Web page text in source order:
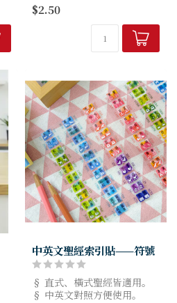
聖經地圖涵蓋新舊約中以色列
地重要的地方，正面是舊約的
「十二支派分佈圖」...
$2.50
中英文聖經索引貼——符號
§ 直式、橫式聖經皆適用。
§ 中英文對照方便使用。